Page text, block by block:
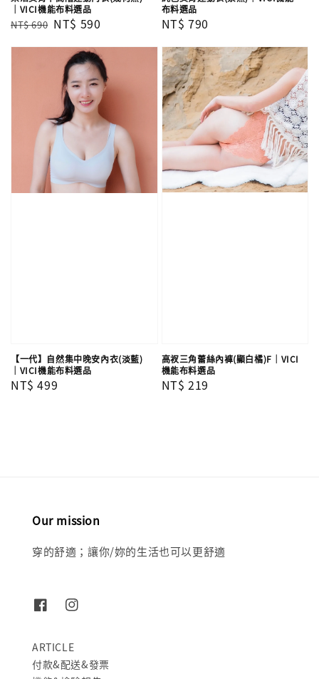
｜VICI機能布料選品
Regular
NT$ 690 Sale
NT$ 590
布料選品
Regular
NT$ 790
【一代】自然集中晚安內衣(淡藍)
｜VICI機能布料選品
Regular
NT$ 499
高衩三角蕾絲內褲(顯白橘)F｜VICI
機能布料選品
Regular
NT$ 219
Our mission
穿的舒適；讓你/妳的生活也可以更舒適
ARTICLE
付款&配送&發票